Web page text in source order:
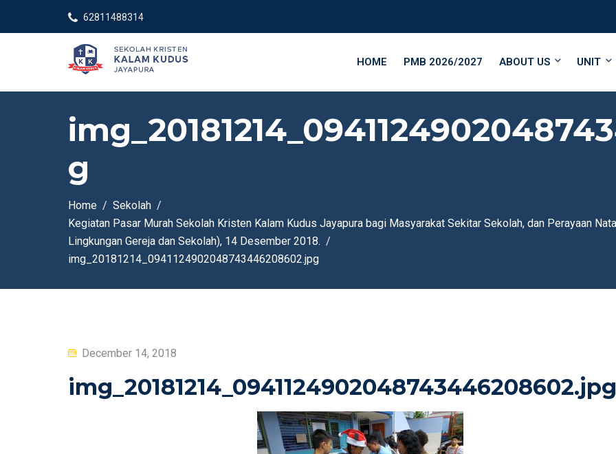
62811488314
HOME PMB 2026/2027 ABOUT US UNIT
g
Home
Sekolah
Kegiatan Pasar Murah Sekolah Kristen Kalam Kudus Jayapura bagi Masyarakat Sekitar Sekolah, dan Perayaan
Lingkungan Gereja dan Sekolah), 14 Desember 2018.
img_20181214_0941124902048743446208602.jpg
Posted
December 14, 2018
img_20181214_0941124902048743446208602.jpg